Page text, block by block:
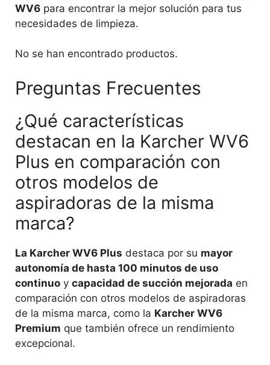
WV6 para encontrar la mejor solución para tus
necesidades de limpieza.
No se han encontrado productos.
Preguntas Frecuentes
¿Qué características
destacan en la Karcher WV6
Plus en comparación con
otros modelos de
aspiradoras de la misma
marca?
La Karcher WV6 Plus destaca por su mayor
autonomía de hasta 100 minutos de uso
continuo y capacidad de succión mejorada en
comparación con otros modelos de aspiradoras
de la misma marca, como la Karcher WV6
Premium que también ofrece un rendimiento
excepcional.